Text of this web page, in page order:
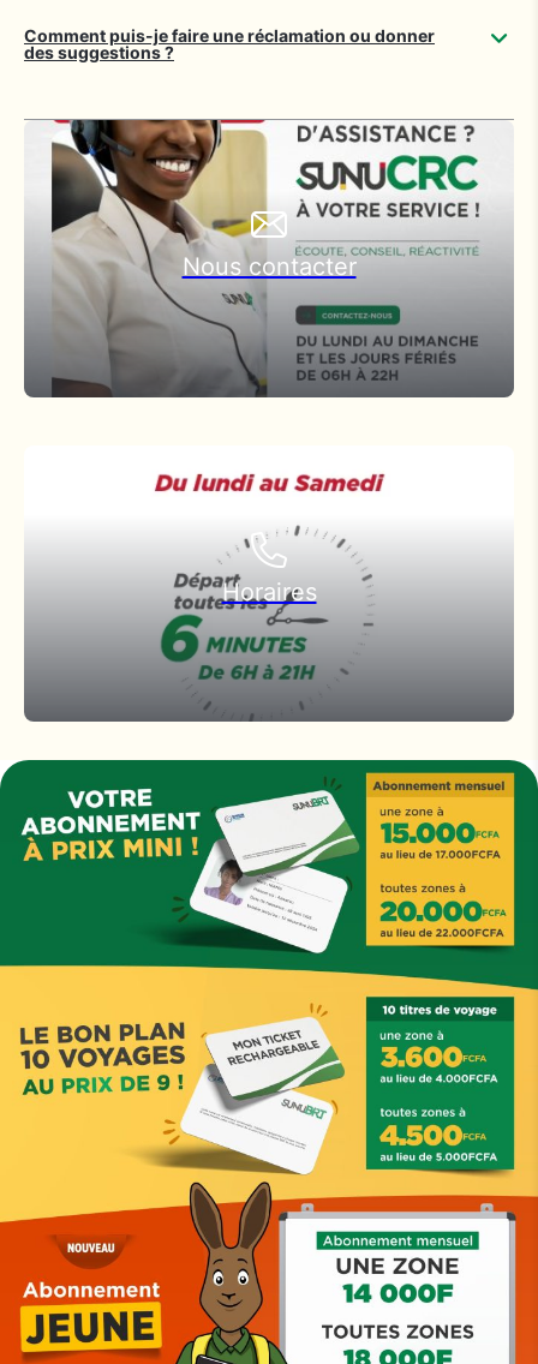
Comment puis-je faire une réclamation ou donner
des suggestions ?
Nous contacter
Horaires